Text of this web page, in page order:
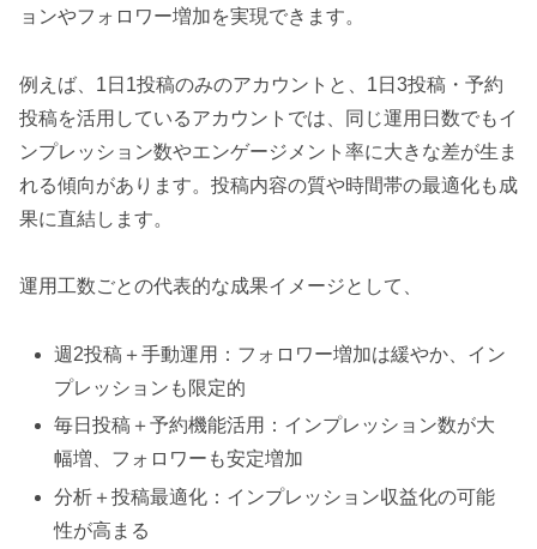
ョンやフォロワー増加を実現できます。
例えば、1日1投稿のみのアカウントと、1日3投稿・予約
投稿を活用しているアカウントでは、同じ運用日数でもイ
ンプレッション数やエンゲージメント率に大きな差が生ま
れる傾向があります。投稿内容の質や時間帯の最適化も成
果に直結します。
運用工数ごとの代表的な成果イメージとして、
週2投稿＋手動運用：フォロワー増加は緩やか、イン
プレッションも限定的
毎日投稿＋予約機能活用：インプレッション数が大
幅増、フォロワーも安定増加
分析＋投稿最適化：インプレッション収益化の可能
性が高まる